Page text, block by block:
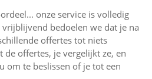
onze service is volledig
bedoelen we dat je na
offertes tot niets
de offertes, je vergelijkt ze, en
om te beslissen of je tot een